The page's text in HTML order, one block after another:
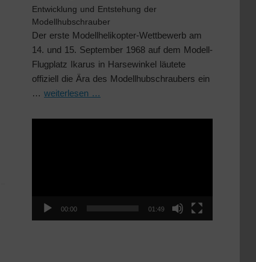
Entwicklung und Entstehung der
Modellhubschrauber
Der erste Modellhelikopter-Wettbewerb am
14. und 15. September 1968 auf dem Modell-
Flugplatz Ikarus in Harsewinkel läutete
offiziell die Ära des Modellhubschraubers ein
… weiterlesen …
00:00 01:49